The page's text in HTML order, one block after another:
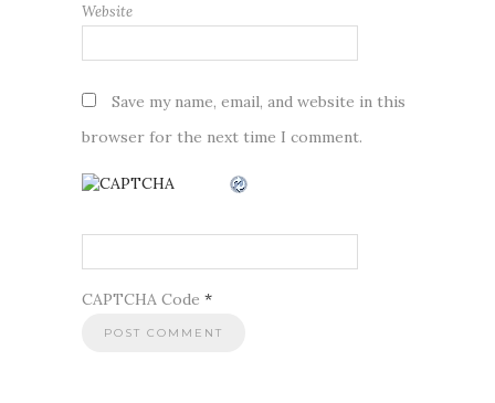
Website
Save my name, email, and website in this
browser for the next time I comment.
CAPTCHA Code *